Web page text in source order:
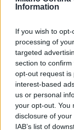
Information
If you wish to
processing of
targeted
section to
opt-out request is
interest-based
us or personal
your opt-out. You
disclosure of
IAB’s list of
mondo con